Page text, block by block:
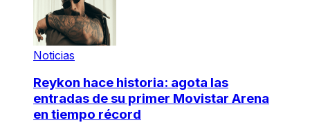
Noticias
Reykon hace historia: agota las
entradas de su primer Movistar Arena
en tiempo récord